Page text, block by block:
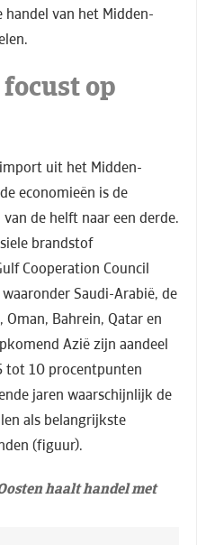
handel van het Midden-
op
uit het Midden-
economieën is de
de helft naar een derde.
brandstof
Cooperation Council
Saudi-Arabië, de
Oman, Bahrein, Qatar en
Azië zijn aandeel
tot 10 procentpunten
jaren waarschijnlijk de
als belangrijkste
(figuur).
haalt handel met